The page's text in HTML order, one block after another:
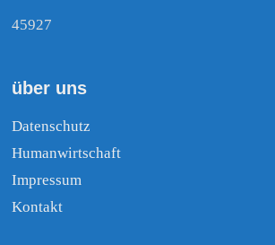
45927
über uns
Datenschutz
Humanwirtschaft
Impressum
Kontakt